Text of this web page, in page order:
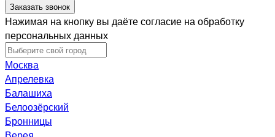
Заказать звонок
Нажимая на кнопку вы даёте согласие на обработку
персональных данных
Москва
Апрелевка
Балашиха
Белоозёрский
Бронницы